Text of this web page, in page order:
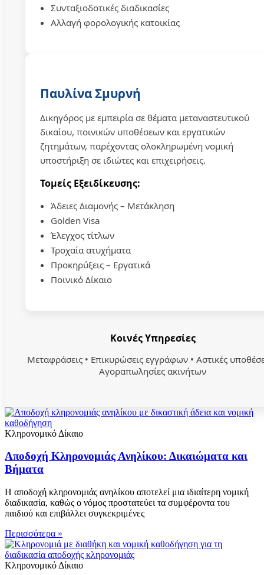
Συνταξιοδοτικές διαδικασίες
Αλλαγή φορολογικής κατοικίας
Παυλίνα Σμυρνή
Δικηγόρος με εμπειρία σε θέματα μεταναστευτικού
δικαίου, ποινικών υποθέσεων και εργατικών
ζητημάτων, παρέχοντας ολοκληρωμένη νομική
υποστήριξη σε ιδιώτες και επιχειρήσεις.
Τομείς Εξειδίκευσης:
Άδειες Διαμονής – Μετάκληση
Golden Visa
Έλεγχος τίτλων
Τροχαία ατυχήματα
Προκηρύξεις – Εργατικά
Ποινικό Δίκαιο
Κοινές Υπηρεσίες
Μεταφράσεις • Επικυρώσεις εγγράφων • Αστικές
Αγοραπωλησίες ακινήτων
Κληρονομικό Δίκαιο
Αποδοχή Κληρονομιάς Ανηλίκου: Δικαιώματα και
Βήματα
Η αποδοχή κληρονομιάς ανηλίκου αποτελεί μια ιδιαίτερη νομική
διαδικασία, καθώς ο νόμος προστατεύει τα συμφέροντα του
παιδιού και επιβάλλει συγκεκριμένες
Περισσότερα »
Κληρονομικό Δίκαιο